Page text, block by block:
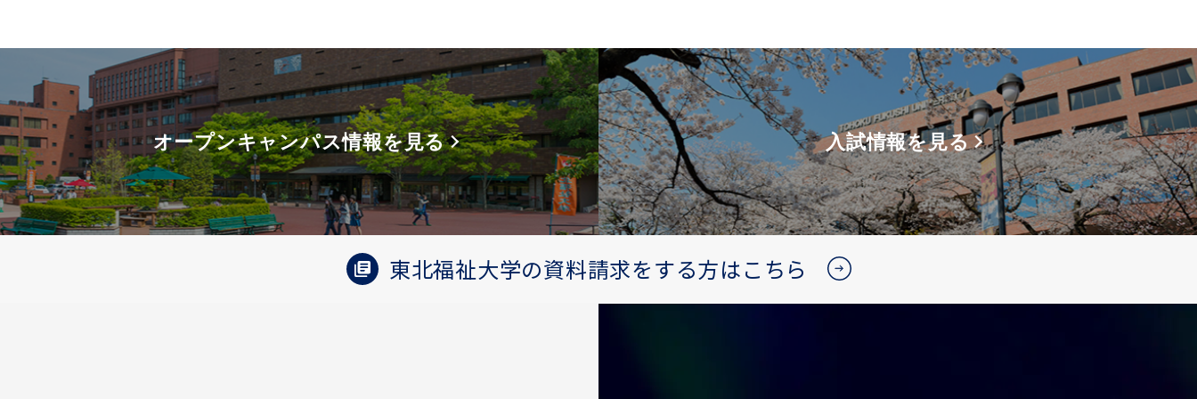
オープンキャンパス情報を見る 入試情報を見る
東北福祉大学の資料請求をする方はこちら